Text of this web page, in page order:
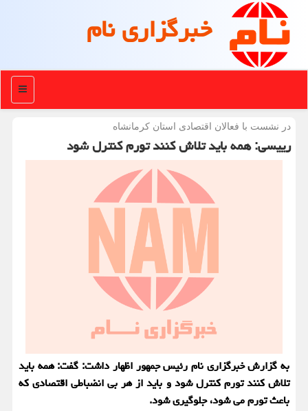
خبرگزاری نام
منو
در نشست با فعالان اقتصادی استان كرمانشاه
رییسی: همه باید تلاش کنند تورم کنترل شود
به گزارش خبرگزاری نام رئیس جمهور اظهار داشت: گفت: همه باید
تلاش کنند تورم کنترل شود و باید از هر بی انضباطی اقتصادی که
باعث تورم می شود، جلوگیری شود.